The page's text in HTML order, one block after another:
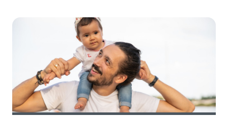
temps faut-il pour que toutes les dents d'un
tout ce qui concerne...